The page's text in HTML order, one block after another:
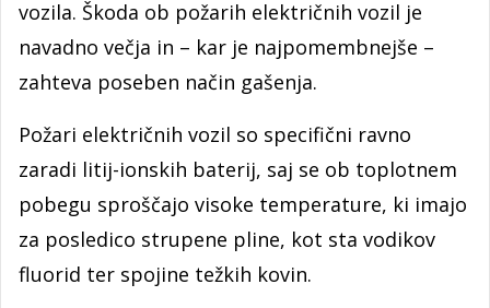
vozila. Škoda ob požarih električnih vozil je
navadno večja in – kar je najpomembnejše –
zahteva poseben način gašenja.
Požari električnih vozil so specifični ravno
zaradi litij-ionskih baterij, saj se ob toplotnem
pobegu sproščajo visoke temperature, ki imajo
za posledico strupene pline, kot sta vodikov
fluorid ter spojine težkih kovin.